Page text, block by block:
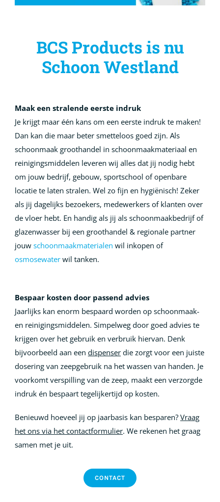
BCS Products is nu
Schoon Westland
Maak een stralende eerste indruk
Je krijgt maar één kans om een eerste indruk te maken!
Dan kan die maar beter smetteloos goed zijn. Als
schoonmaak groothandel in schoonmaakmateriaal en
reinigingsmiddelen leveren wij alles dat jij nodig hebt
om jouw bedrijf, gebouw, sportschool of openbare
locatie te laten stralen. Wel zo fijn en hygiënisch! Zeker
als jij dagelijks bezoekers, medewerkers of klanten over
de vloer hebt. En handig als jij als schoonmaakbedrijf of
glazenwasser bij een groothandel & regionale partner
jouw schoonmaakmaterialen wil inkopen of
osmosewater wil tanken.
Bespaar kosten door passend advies
Jaarlijks kan enorm bespaard worden op schoonmaak-
en reinigingsmiddelen. Simpelweg door goed advies te
krijgen over het gebruik en verbruik hiervan. Denk
bijvoorbeeld aan een dispenser die zorgt voor een juiste
dosering van zeepgebruik na het wassen van handen. Je
voorkomt verspilling van de zeep, maakt een verzorgde
indruk én bespaart tegelijkertijd op kosten.
Benieuwd hoeveel jij op jaarbasis kan besparen? Vraag
het ons via het contactformulier. We rekenen het graag
samen met je uit.
CONTACT